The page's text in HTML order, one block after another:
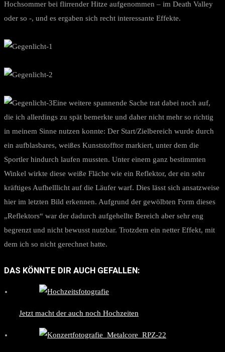
Hochsommer bei flirrender Hitze aufgenommen – im Death Valley
oder so -, und es ergaben sich recht interessante Effekte.
Eine weitere spannende Sache trat dabei noch auf,
die ich allerdings zu spät bemerkte und daher nicht mehr so richtig
in meinem Sinne nutzen konnte: Der Start/Zielbereich wurde durch
ein aufblasbares, weißes Kunststofftor markiert, unter dem die
Sportler hindurch laufen mussten. Unter einem ganz bestimmten
Winkel wirkte diese weiße Fläche wie ein Reflektor, der ein sehr
kräftiges Aufhelllicht auf die Läufer warf. Dies lässt sich ansatzweise
hier im letzten Bild erkennen. Aufgrund der gewölbten Form dieses
„Reflektors“ war der dadurch aufgehellte Bereich aber sehr eng
begrenzt und nicht bewusst nutzbar. Trotzdem ein netter Effekt, mit
dem ich so nicht gerechnet hatte.
DAS KÖNNTE DIR AUCH GEFALLEN:
Jetzt macht der auch noch Hochzeiten